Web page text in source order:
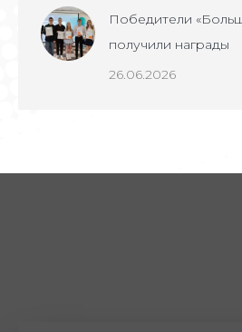
Победители
получили награды
26.06.2026